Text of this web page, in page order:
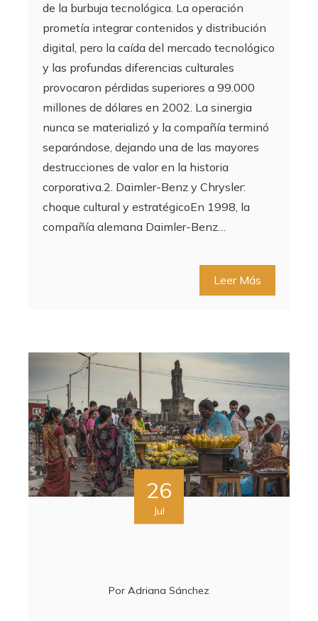
de la burbuja tecnológica. La operación
prometía integrar contenidos y distribución
digital, pero la caída del mercado tecnológico
y las profundas diferencias culturales
provocaron pérdidas superiores a 99.000
millones de dólares en 2002. La sinergia
nunca se materializó y la compañía terminó
separándose, dejando una de las mayores
destrucciones de valor en la historia
corporativa.2. Daimler-Benz y Chrysler:
choque cultural y estratégicoEn 1998, la
compañía alemana Daimler-Benz…
Leer Más
26
Jul
Por Adriana Sánchez